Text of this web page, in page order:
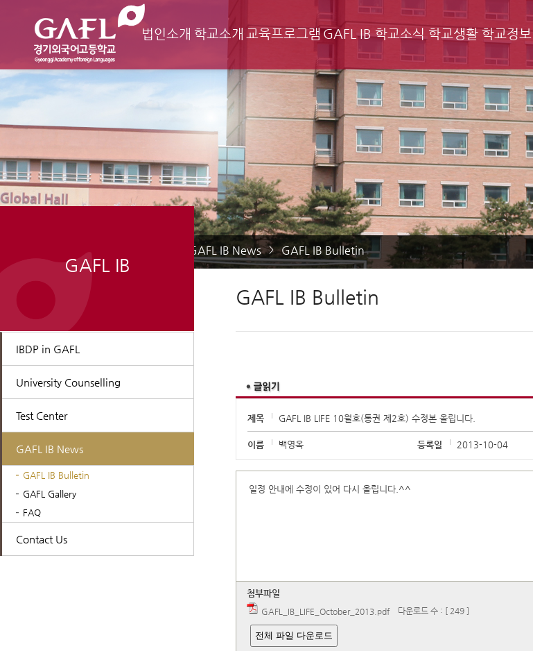
법인소개 학교소개 교육프로그램 GAFL IB 학교소식 학교생활 학교정보
Home GAFL IB News > GAFL IB Bulletin
GAFL IB
IBDP in GAFL
University Counselling
Test Center
GAFL IB News
GAFL IB Bulletin
GAFL Gallery
FAQ
Contact Us
GAFL IB Bulletin
제목 GAFL IB LIFE 10월호(통권 제2호) 수정본 올립니다.
이름 백영옥 등록일 2013-10-04
일정 안내에 수정이 있어 다시 올립니다.^^
첨부파일
GAFL_IB_LIFE_October_2013.pdf 다운로드 수 : [ 249 ]
전체 파일 다운로드